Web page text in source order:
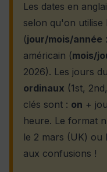
Les dates en
selon qu'on
(jour/mois/année
américain (mois/
2026). Les jours
ordinaux (1st,
clés sont : on +
heure. Le format
le 2 mars (UK)
aux confusions !